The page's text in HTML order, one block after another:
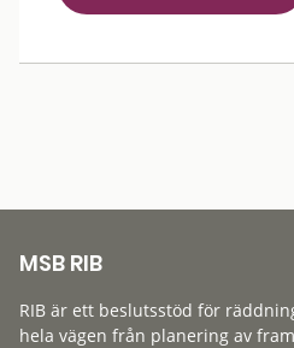
MSB RIB
RIB är ett beslutsstöd för
hela vägen från planering av